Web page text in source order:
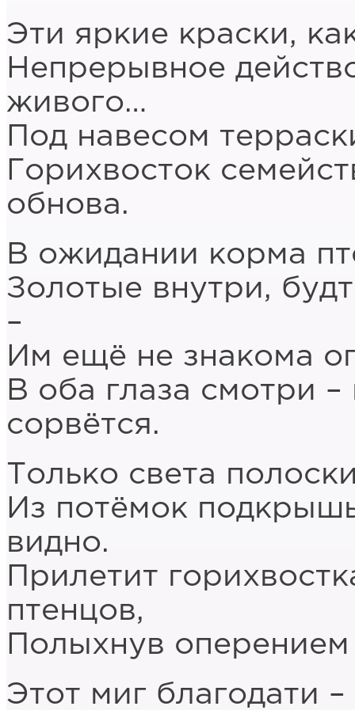
Эти яркие краски,
Непрерывное
живого…
Под навесом
Горихвосток
обнова.
В ожидании корма
Золотые внутри,
–
Им ещё не знакома
В оба глаза смотри
сорвётся.
Только света
Из потёмок
видно.
Прилетит
птенцов,
Полыхнув
Этот миг благодати